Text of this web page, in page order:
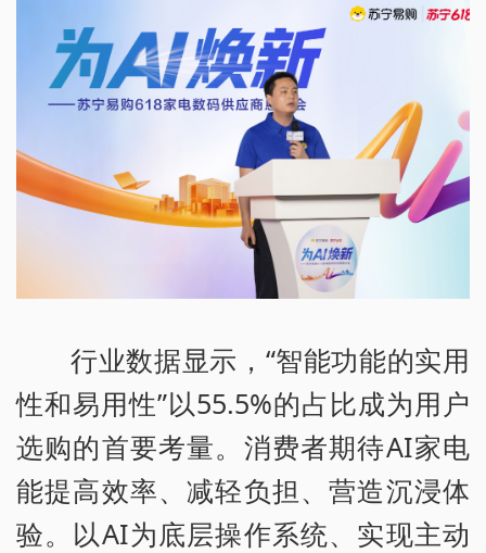
行业数据显示，“智能功能的实用
性和易用性”以55.5%的占比成为用户
选购的首要考量。消费者期待AI家电
能提高效率、减轻负担、营造沉浸体
验。以AI为底层操作系统、实现主动